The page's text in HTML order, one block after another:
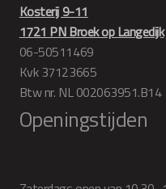
Kosterij 9-11
1721 PN Broek op Langedijk
06-50511469
Kvk 37123665
Btw nr. NL 002063951.B14
Openingstijden